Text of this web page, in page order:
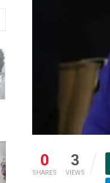
0
SHARES
3
VIEWS